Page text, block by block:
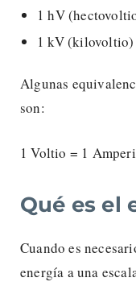
1 hV
1 kV
Algunas
son:
1 Voltio = 1
Qué es el
Cuando es
energía a una